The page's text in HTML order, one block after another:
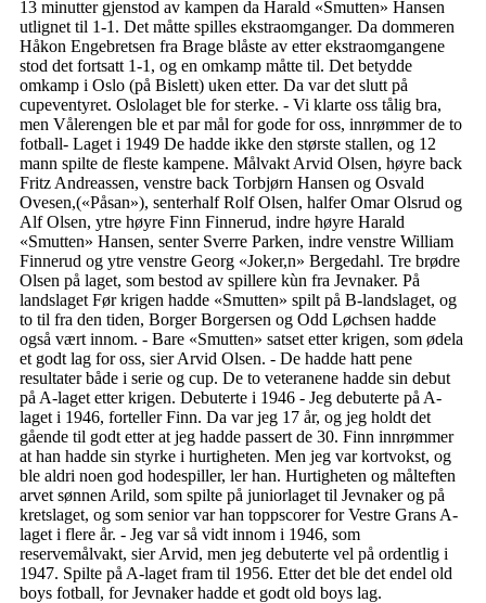
13 minutter gjenstod av kampen da Harald «Smutten» Hansen
utlignet til 1-1. Det måtte spilles ekstraomganger. Da dommeren
Håkon Engebretsen fra Brage blåste av etter ekstraomgangene
stod det fortsatt 1-1, og en omkamp måtte til. Det betydde
omkamp i Oslo (på Bislett) uken etter. Da var det slutt på
cupeventyret. Oslolaget ble for sterke. - Vi klarte oss tålig bra,
men Vålerengen ble et par mål for gode for oss, innrømmer de to
fotball- Laget i 1949 De hadde ikke den største stallen, og 12
mann spilte de fleste kampene. Målvakt Arvid Olsen, høyre back
Fritz Andreassen, venstre back Torbjørn Hansen og Osvald
Ovesen,(«Påsan»), senterhalf Rolf Olsen, halfer Omar Olsrud og
Alf Olsen, ytre høyre Finn Finnerud, indre høyre Harald
«Smutten» Hansen, senter Sverre Parken, indre venstre William
Finnerud og ytre venstre Georg «Joker,n» Bergedahl. Tre brødre
Olsen på laget, som bestod av spillere kùn fra Jevnaker. På
landslaget Før krigen hadde «Smutten» spilt på B-landslaget, og
to til fra den tiden, Borger Borgersen og Odd Løchsen hadde
også vært innom. - Bare «Smutten» satset etter krigen, som ødela
et godt lag for oss, sier Arvid Olsen. - De hadde hatt pene
resultater både i serie og cup. De to veteranene hadde sin debut
på A-laget etter krigen. Debuterte i 1946 - Jeg debuterte på A-
laget i 1946, forteller Finn. Da var jeg 17 år, og jeg holdt det
gående til godt etter at jeg hadde passert de 30. Finn innrømmer
at han hadde sin styrke i hurtigheten. Men jeg var kortvokst, og
ble aldri noen god hodespiller, ler han. Hurtigheten og målteften
arvet sønnen Arild, som spilte på juniorlaget til Jevnaker og på
kretslaget, og som senior var han toppscorer for Vestre Grans A-
laget i flere år. - Jeg var så vidt innom i 1946, som
reservemålvakt, sier Arvid, men jeg debuterte vel på ordentlig i
1947. Spilte på A-laget fram til 1956. Etter det ble det endel old
boys fotball, for Jevnaker hadde et godt old boys lag.